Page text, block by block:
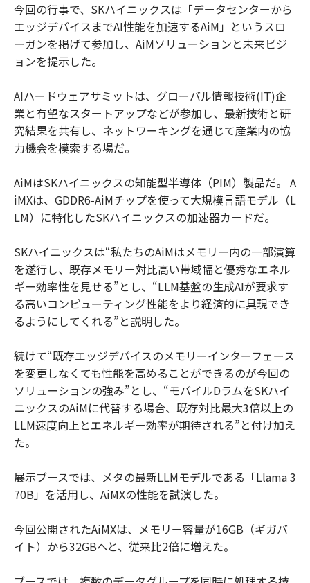
今回の行事で、SKハイニックスは「データセンターから
エッジデバイスまでAI性能を加速するAiM」というスロ
ーガンを掲げて参加し、AiMソリューションと未来ビジ
ョンを提示した。
AIハードウェアサミットは、グローバル情報技術(IT)企
業と有望なスタートアップなどが参加し、最新技術と研
究結果を共有し、ネットワーキングを通じて産業内の協
力機会を模索する場だ。
AiMはSKハイニックスの知能型半導体（PIM）製品だ。 A
iMXは、GDDR6-AiMチップを使って大規模言語モデル（L
LM）に特化したSKハイニックスの加速器カードだ。
SKハイニックスは“私たちのAiMはメモリー内の一部演算
を遂行し、既存メモリー対比高い帯域幅と優秀なエネル
ギー効率性を見せる”とし、“LLM基盤の生成AIが要求す
る高いコンピューティング性能をより経済的に具現でき
るようにしてくれる”と説明した。
続けて“既存エッジデバイスのメモリーインターフェース
を変更しなくても性能を高めることができるのが今回の
ソリューションの強み”とし、“モバイルDラムをSKハイ
ニックスのAiMに代替する場合、既存対比最大3倍以上の
LLM速度向上とエネルギー効率が期待される”と付け加え
た。
展示ブースでは、メタの最新LLMモデルである「Llama 3
70B」を活用し、AiMXの性能を試演した。
今回公開されたAiMXは、メモリー容量が16GB（ギガバ
イト）から32GBへと、従来比2倍に増えた。